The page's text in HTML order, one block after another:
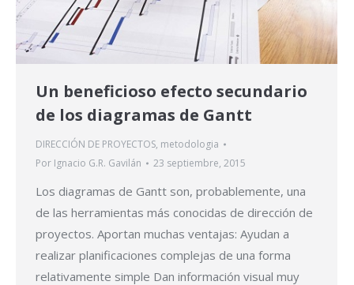
Un beneficioso efecto secundario
de los diagramas de Gantt
DIRECCIÓN DE PROYECTOS, metodologia
Por Ignacio G.R. Gavilán 23 septiembre, 2015
Los diagramas de Gantt son, probablemente, una
de las herramientas más conocidas de dirección de
proyectos. Aportan muchas ventajas: Ayudan a
realizar planificaciones complejas de una forma
relativamente simple Dan información visual muy